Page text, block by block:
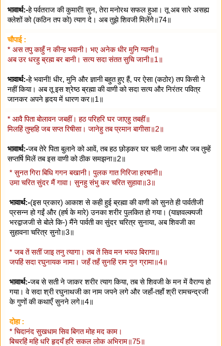
भावार्थ:-हे पर्वतराज की कुमारी! सुन, तेरा मनोरथ सफल हुआ। तू अब सारे असह्य
क्लेशों को (कठिन तप को) त्याग दे। अब तुझे शिवजी मिलेंगे॥74॥
चौपाई :
* अस तपु काहुँ न कीन्ह भवानी। भए अनेक धीर मुनि ग्यानी॥
अब उर धरहु ब्रह्म बर बानी। सत्य सदा संतत सुचि जानी॥1॥
भावार्थ:-हे भवानी! धीर, मुनि और ज्ञानी बहुत हुए हैं, पर ऐसा (कठोर) तप किसी ने
नहीं किया। अब तू इस श्रेष्ठ ब्रह्मा की वाणी को सदा सत्य और निरंतर पवित्र
जानकर अपने हृदय में धारण कर॥1॥
* आवै पिता बोलावन जबहीं। हठ परिहरि घर जाएहु तबहीं॥
मिलहिं तुम्हहि जब सप्त रिषीसा। जानेहु तब प्रमान बागीसा॥2॥
भावार्थ:-जब तेरे पिता बुलाने को आवें, तब हठ छोड़कर घर चली जाना और जब तुम्हें
सप्तर्षि मिलें तब इस वाणी को ठीक समझना॥2॥
* सुनत गिरा बिधि गगन बखानी। पुलक गात गिरिजा हरषानी॥
उमा चरित सुंदर मैं गावा। सुनहु संभु कर चरित सुहावा॥3॥
भावार्थ:-(इस प्रकार) आकाश से कही हुई ब्रह्मा की वाणी को सुनते ही पार्वतीजी
प्रसन्न हो गईं और (हर्ष के मारे) उनका शरीर पुलकित हो गया। (याज्ञवल्क्यजी
भरद्वाजजी से बोले कि-) मैंने पार्वती का सुंदर चरित्र सुनाया, अब शिवजी का
सुहावना चरित्र सुनो॥3॥
* जब तें सतीं जाइ तनु त्यागा। तब तें सिव मन भयउ बिरागा॥
जपहिं सदा रघुनायक नामा। जहँ तहँ सुनहिं राम गुन ग्रामा॥4॥
भावार्थ:-जब से सती ने जाकर शरीर त्याग किया, तब से शिवजी के मन में वैराग्य हो
गया। वे सदा श्री रघुनाथजी का नाम जपने लगे और जहाँ-तहाँ श्री रामचन्द्रजी
के गुणों की कथाएँ सुनने लगे॥4॥
दोहा :
* चिदानंद सुखधाम सिव बिगत मोह मद काम।
बिचरहिं महि धरि हृदयँ हरि सकल लोक अभिराम॥75॥